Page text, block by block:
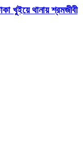
খুইয়ে থানায় শ্রমজীবী